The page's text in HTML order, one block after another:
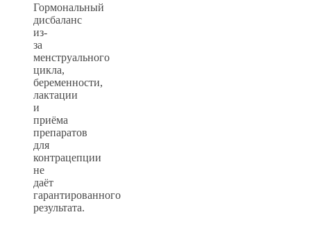
Гормональный
дисбаланс
из-
за
менструального
цикла,
беременности,
лактации
и
приёма
препаратов
для
контрацепции
не
даёт
гарантированного
результата.